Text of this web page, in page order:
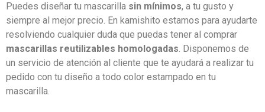
Puedes diseñar tu mascarilla sin mínimos, a tu gusto y
siempre al mejor precio. En kamishito estamos para ayudarte
resolviendo cualquier duda que puedas tener al comprar
mascarillas reutilizables homologadas. Disponemos de
un servicio de atención al cliente que te ayudará a realizar tu
pedido con tu diseño a todo color estampado en tu
mascarilla.